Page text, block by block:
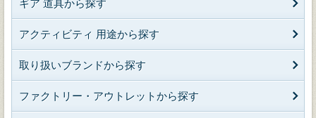
ギア 道具から探す
アクティビティ 用途から探す
取り扱いブランドから探す
ファクトリー・アウトレットから探す